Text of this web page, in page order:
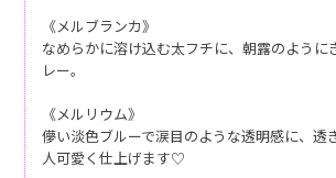
《メルブランカ》
なめらかに溶け込む太フチに、朝露のように
レー。
《メルリウム》
儚い淡色ブルーで涙目のような透明感に、透
人可愛く仕上げます♡